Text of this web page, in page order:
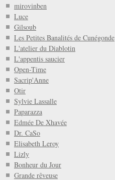
mirovinben
Luce
Gilsoub
Les Petites Banalités de Cunégonde
L'atelier du Diablotin
L'appentis saucier
Open-Time
Sacrip'Anne
Otir
Sylvie Lassalle
Paparazza
Edmée De Xhavée
Dr. CaSo
Elisabeth Leroy
Lizly
Bonheur du Jour
Grande rêveuse